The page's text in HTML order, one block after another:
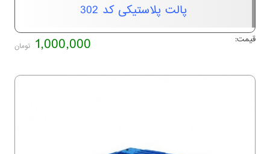
پالت پلاستیکی کد 302
قیمت: 1,000,000 تومان